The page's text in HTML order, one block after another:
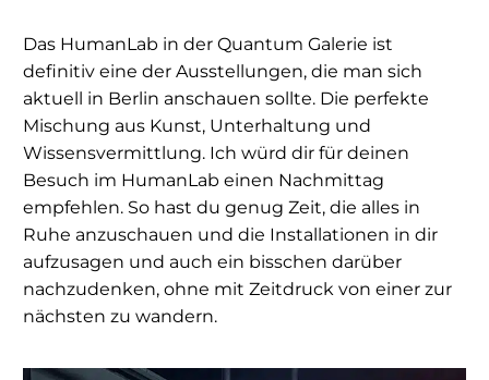
Das HumanLab in der Quantum Galerie ist
definitiv eine der Ausstellungen, die man sich
aktuell in Berlin anschauen sollte. Die perfekte
Mischung aus Kunst, Unterhaltung und
Wissensvermittlung. Ich würd dir für deinen
Besuch im HumanLab einen Nachmittag
empfehlen. So hast du genug Zeit, die alles in
Ruhe anzuschauen und die Installationen in dir
aufzusagen und auch ein bisschen darüber
nachzudenken, ohne mit Zeitdruck von einer zur
nächsten zu wandern.